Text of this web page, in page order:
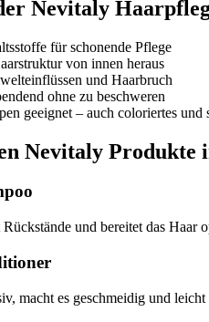
Nevitaly
für schonende Pflege
von innen heraus
und Haarbruch
ohne zu beschweren
geeignet – auch coloriertes und
Nevitaly Produkte
und bereitet das Haar
macht es geschmeidig und